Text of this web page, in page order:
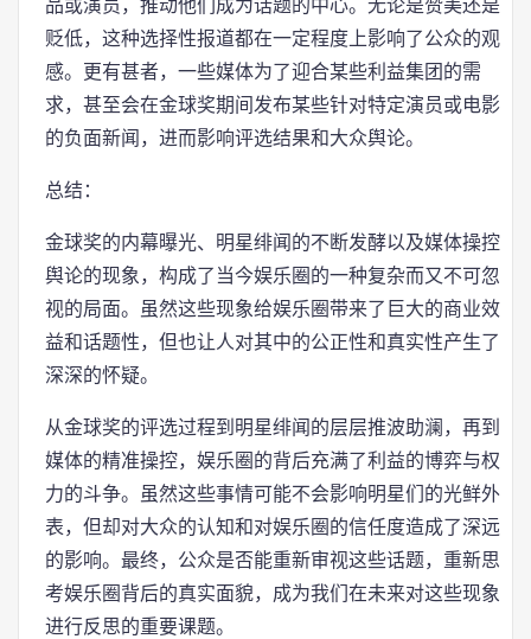
品或演员，推动他们成为话题的中心。无论是赞美还是
贬低，这种选择性报道都在一定程度上影响了公众的观
感。更有甚者，一些媒体为了迎合某些利益集团的需
求，甚至会在金球奖期间发布某些针对特定演员或电影
的负面新闻，进而影响评选结果和大众舆论。
总结：
金球奖的内幕曝光、明星绯闻的不断发酵以及媒体操控
舆论的现象，构成了当今娱乐圈的一种复杂而又不可忽
视的局面。虽然这些现象给娱乐圈带来了巨大的商业效
益和话题性，但也让人对其中的公正性和真实性产生了
深深的怀疑。
从金球奖的评选过程到明星绯闻的层层推波助澜，再到
媒体的精准操控，娱乐圈的背后充满了利益的博弈与权
力的斗争。虽然这些事情可能不会影响明星们的光鲜外
表，但却对大众的认知和对娱乐圈的信任度造成了深远
的影响。最终，公众是否能重新审视这些话题，重新思
考娱乐圈背后的真实面貌，成为我们在未来对这些现象
进行反思的重要课题。